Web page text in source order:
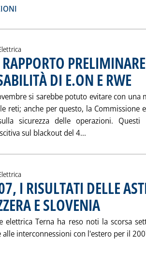
alla notizia
DI E.ON E RWE
si sarebbe potuto evitare con una
reti; anche per questo, la Commissione
sicurezza delle operazioni.
sul blackout del 4...
I RISULTATI DELLE
E SLOVENIA
elettrica Terna ha reso noti la scorsa
alle interconnessioni con l'estero per il